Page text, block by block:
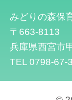
みどりの森保
〒663-8113
兵庫県西宮市
TEL 0798-67-